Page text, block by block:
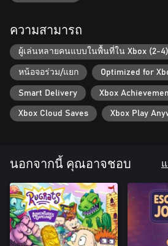
ความสามารถ
ผู้เล่นหลายคนแบบในพื้นที่ใน Xbox (2-4)
หน้อจอร่วม/แยก Optimized for
Smart Delivery Xbox
Xbox Cloud Saves Xbox Play
นอกจากนี้ คุณอาจชอบ